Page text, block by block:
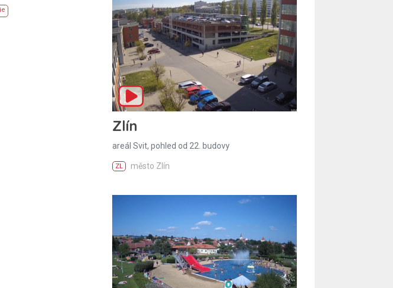
Zlín
areál Svit, pohled od 22. budovy
ZL město Zlín